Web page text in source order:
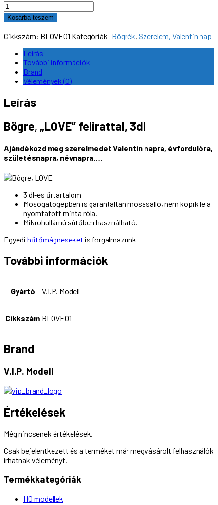
Bögre,
LOVE
#01,
3dl
Kosárba teszem
Cikkszám: BLOVE01 Kategóriák: Bögrék, Szerelem, Valentin nap
Leírás
További információk
Brand
Vélemények (0)
Leírás
Bögre, „LOVE” felirattal, 3dl
Ajándékozd meg szerelmedet Valentin napra, évfordulóra,
születésnapra, névnapra….
3 dl-es űrtartalom
Mosogatógépben is garantáltan mosásálló, nem kopik le a
nyomtatott minta róla.
Mikrohullámú sütőben használható.
Egyedi hűtőmágneseket is forgalmazunk.
További információk
Gyártó V.I.P. Modell
Cikkszám BLOVE01
Brand
V.I.P. Modell
Értékelések
Még nincsenek értékelések.
Csak bejelentkezett és a terméket már megvásárolt felhasználók
írhatnak véleményt.
Termékkategóriák
H0 modellek